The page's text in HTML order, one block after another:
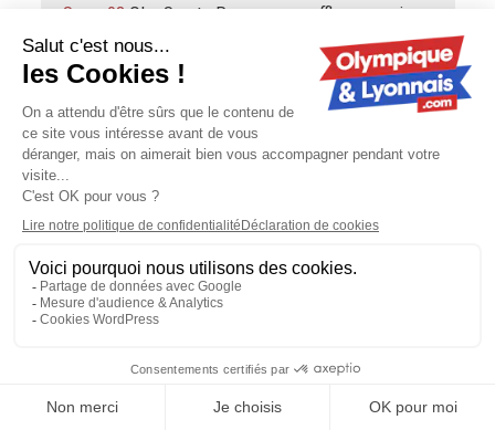
Sonny03OL - Sparta Prague : une affluence qui
continue de grimper
J'ai arrêté de lire à Tessmann
gOLdorakOL - Sparta Prague : une affluence qui
continue de grimper
On peut dire ce qu'on veut de Garcia, mais sa Belgique,
avec un effectif pourtant pas bandant, a montré plus de
choses contre l'Espagne que l'équipe de France
gOLdorakMercato : en cas de départ de Šulc, l'OL
Mangala est payé pratiquement aussi cher que Tolisso,
faire entrer quelques millions d'euros dans les caisses. Au